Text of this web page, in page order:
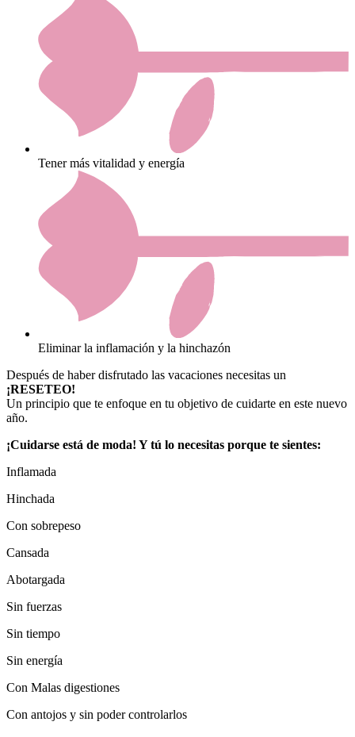
Tener más vitalidad y energía
Eliminar la inflamación y la hinchazón
Después de haber disfrutado las vacaciones necesitas un
¡RESETEO!
Un principio que te enfoque en tu objetivo de cuidarte en este nuevo
año.
¡Cuidarse está de moda! Y tú lo necesitas porque te sientes:
Inflamada
Hinchada
Con sobrepeso
Cansada
Abotargada
Sin fuerzas
Sin tiempo
Sin energía
Con Malas digestiones
Con antojos y sin poder controlarlos